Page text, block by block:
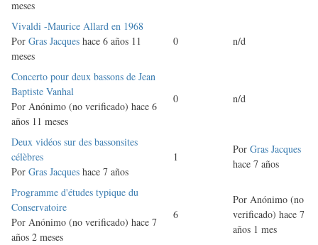
meses
Discusión
normal
Vivaldi -Maurice Allard en 1968
Por Gras Jacques hace 6 años 11
meses
0 n/d
Discusión
normal
Concerto pour deux bassons de Jean
Baptiste Vanhal
Por Anónimo (no verificado) hace 6
años 11 meses
0 n/d
Discusión
normal
Deux vidéos sur des bassonsites
célèbres
Por Gras Jacques hace 7 años
1
Por Gras Jacques
hace 7 años
Discusión
normal
Programme d'études typique du
Conservatoire
Por Anónimo (no verificado) hace 7
años 2 meses
6
Por Anónimo (no
verificado) hace 7
años 1 mes